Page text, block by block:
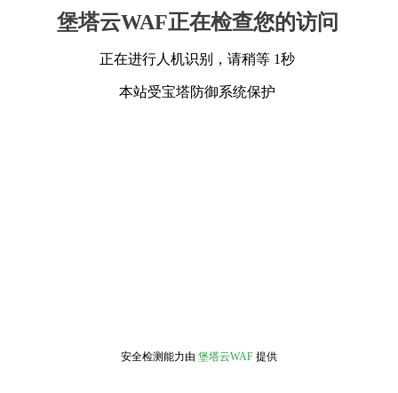
堡塔云WAF正在检查您的访问
正在进行人机识别，请稍等 1秒
本站受宝塔防御系统保护
安全检测能力由 堡塔云WAF 提供